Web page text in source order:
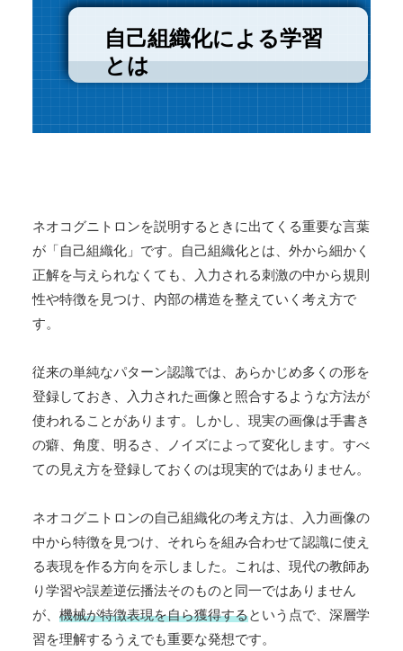
自己組織化による学習
とは
ネオコグニトロンを説明するときに出てくる重要な言葉
が「自己組織化」です。自己組織化とは、外から細かく
正解を与えられなくても、入力される刺激の中から規則
性や特徴を見つけ、内部の構造を整えていく考え方で
す。
従来の単純なパターン認識では、あらかじめ多くの形を
登録しておき、入力された画像と照合するような方法が
使われることがあります。しかし、現実の画像は手書き
の癖、角度、明るさ、ノイズによって変化します。すべ
ての見え方を登録しておくのは現実的ではありません。
ネオコグニトロンの自己組織化の考え方は、入力画像の
中から特徴を見つけ、それらを組み合わせて認識に使え
る表現を作る方向を示しました。これは、現代の教師あ
り学習や誤差逆伝播法そのものと同一ではありません
が、 機械が特徴表現を自ら獲得するという点で、深層学
習を理解するうえでも重要な発想です。